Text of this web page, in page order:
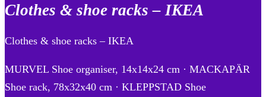
Clothes & shoe racks – IKEA
Clothes & shoe racks – IKEA
MURVEL Shoe organiser, 14x14x24 cm · MACKAPÄR
Shoe rack, 78x32x40 cm · KLEPPSTAD Shoe